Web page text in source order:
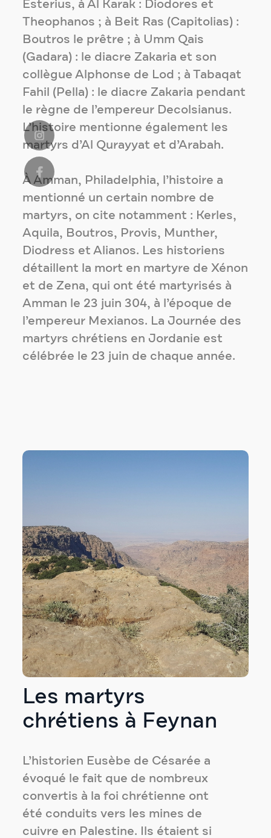
Esterius, à Al Karak : Diodores et
Theophanos ; à Beit Ras (Capitolias) :
Boutros le prêtre ; à Umm Qais
(Gadara) : le diacre Zakaria et son
collègue Alphonse de Lod ; à Tabaqat
Fahil (Pella) : le diacre Zakaria pendant
le règne de l’empereur Decolsianus.
L’histoire mentionne également les
martyrs d’Al Qurayyat et d’Arabah.
À Amman, Philadelphia, l’histoire a
mentionné un certain nombre de
martyrs, on cite notamment : Kerles,
Aquila, Boutros, Provis, Munther,
Diodress et Alianos. Les historiens
détaillent la mort en martyre de Xénon
et de Zena, qui ont été martyrisés à
Amman le 23 juin 304, à l’époque de
l’empereur Mexianos. La Journée des
martyrs chrétiens en Jordanie est
célébrée le 23 juin de chaque année.
Les martyrs
chrétiens à Feynan
L’historien Eusèbe de Césarée a
évoqué le fait que de nombreux
convertis à la foi chrétienne ont
été conduits vers les mines de
cuivre en Palestine. Ils étaient si